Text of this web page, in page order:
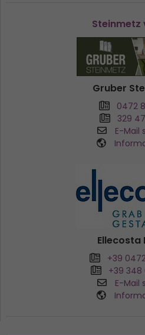
Steinmetz
Gruber
0472
329
E-Mail
Ellecosta
+39
+39 348
E-Mail